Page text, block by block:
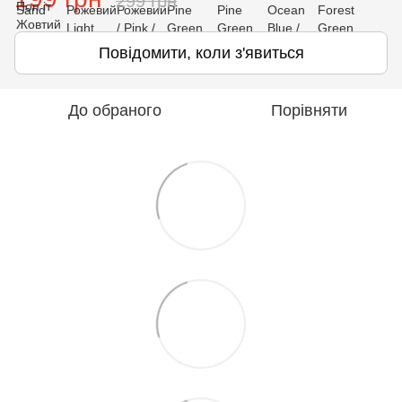
Повідомити, коли з'явиться
До обраного Порівняти